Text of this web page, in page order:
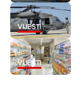
VIJESTI
VIJESTI